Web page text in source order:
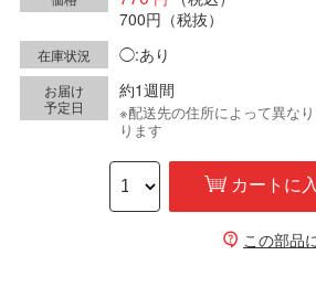
700円 （税抜）
在庫状況 ◯:あり
お届け
予定日
約1週間
※配送先の住所によって異な
ります
カートに
この部品